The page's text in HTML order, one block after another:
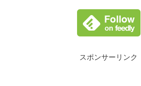
スポンサーリンク